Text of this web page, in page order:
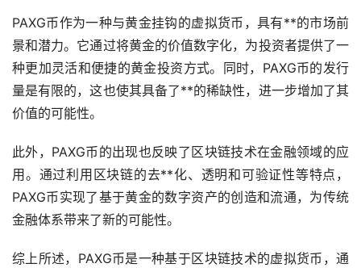
PAXG币作为一种与黄金挂钩的虚拟货币，具有**的市场前
景和潜力。它通过将黄金的价值数字化，为投资者提供了一
种更加灵活和便捷的黄金投资方式。同时，PAXG币的发行
量是有限的，这也使其具备了**的稀缺性，进一步增加了其
价值的可能性。
此外，PAXG币的出现也反映了区块链技术在金融领域的应
用。通过利用区块链的去**化、透明和可验证性等特点，
PAXG币实现了基于黄金的数字资产的创造和流通，为传统
金融体系带来了新的可能性。
综上所述，PAXG币是一种基于区块链技术的虚拟货币，通